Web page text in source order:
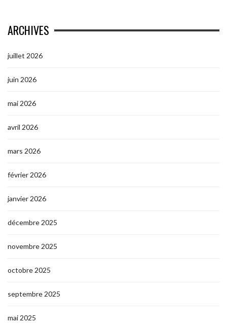
ARCHIVES
juillet 2026
juin 2026
mai 2026
avril 2026
mars 2026
février 2026
janvier 2026
décembre 2025
novembre 2025
octobre 2025
septembre 2025
mai 2025